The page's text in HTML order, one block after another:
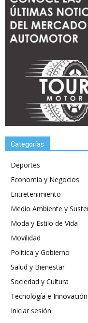
Categorías
Deportes
Economía y Negocios
Entretenimiento
Medio Ambiente y
Moda y Estilo de Vida
Movilidad
Política y Gobierno
Salud y Bienestar
Sociedad y Cultura
Tecnología e Innovación
Iniciar sesión